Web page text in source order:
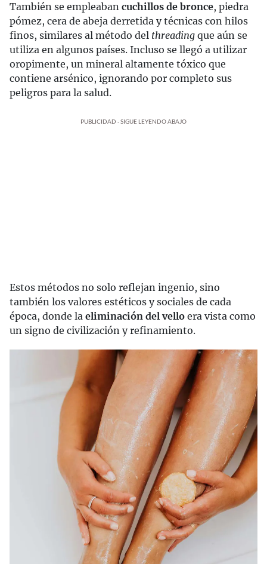
También se empleaban cuchillos de bronce, piedra
pómez, cera de abeja derretida y técnicas con hilos
finos, similares al método del threading que aún se
utiliza en algunos países. Incluso se llegó a utilizar
oropimente, un mineral altamente tóxico que
contiene arsénico, ignorando por completo sus
peligros para la salud.
PUBLICIDAD - SIGUE LEYENDO ABAJO
Estos métodos no solo reflejan ingenio, sino
también los valores estéticos y sociales de cada
época, donde la eliminación del vello era vista como
un signo de civilización y refinamiento.